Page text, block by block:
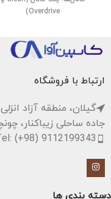
Overdrive)
افکت: Reverb
اندازه: مناسب برای حمل و نقل
ارتباط با فروشگاه
گیلان، منطقه آزاد انزلی
جاده ساحلی زیباکنار،
(+98) 9112199343
دسته بندی ها